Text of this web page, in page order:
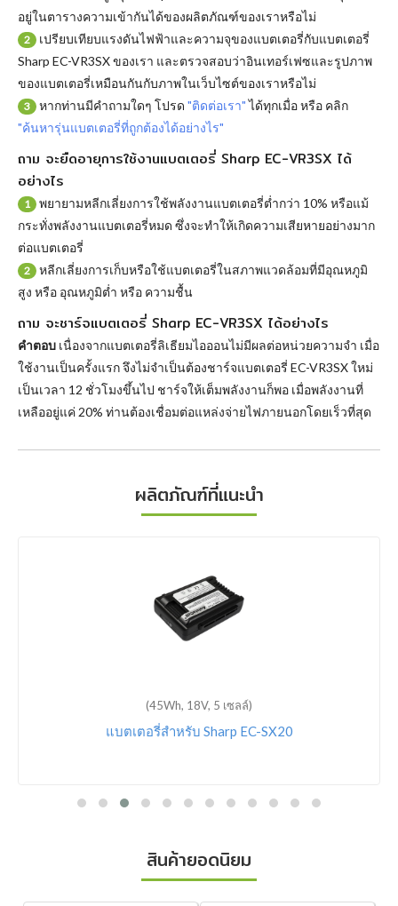
อยู่ในตารางความเข้ากันได้ของผลิตภัณฑ์ของเราหรือไม่
2
เปรียบเทียบแรงดันไฟฟ้าและความจุของแบตเตอรี่กับแบตเตอรี่
Sharp EC-VR3SX ของเรา และตรวจสอบว่าอินเทอร์เฟซและรูปภาพ
ของแบตเตอรี่เหมือนกันกับภาพในเว็บไซต์ของเราหรือไม่
3 หากท่านมีคำถามใดๆ โปรด "ติดต่อเรา"ได้ทุกเมื่อ หรือ คลิก
"ค้นหารุ่นแบตเตอรี่ที่ถูกต้องได้อย่างไร"
ถาม จะยืดอายุการใช้งานแบตเตอรี่ Sharp EC-VR3SX ได้
อย่างไร
1
พยายามหลีกเลี่ยงการใช้พลังงานแบตเตอรี่ต่ำกว่า 10% หรือแม้
กระทั่งพลังงานแบตเตอรี่หมด ซึ่งจะทำให้เกิดความเสียหายอย่างมาก
ต่อแบตเตอรี่
2
หลีกเลี่ยงการเก็บหรือใช้แบตเตอรี่ในสภาพแวดล้อมที่มีอุณหภูมิ
สูง หรือ อุณหภูมิต่ำ หรือ ความชื้น
ถาม จะชาร์จแบตเตอรี่ Sharp EC-VR3SX ได้อย่างไร
คำตอบ เนื่องจากแบตเตอรี่ลิเธียมไอออนไม่มีผลต่อหน่วยความจำ เมื่อ
ใช้งานเป็นครั้งแรก จึงไม่จำเป็นต้องชาร์จแบตเตอรี่ EC-VR3SX ใหม่
เป็นเวลา 12 ชั่วโมงขึ้นไป ชาร์จให้เต็มพลังงานก็พอ เมื่อพลังงานที่
เหลืออยู่แค่ 20% ท่านต้องเชื่อมต่อแหล่งจ่ายไฟภายนอกโดยเร็วที่สุด
ผลิตภัณฑ์ที่แนะนำ
(45Wh, 18V, 5 เซลล์)
แบตเตอรี่สำหรับ Sharp EC-SX20
สินค้ายอดนิยม